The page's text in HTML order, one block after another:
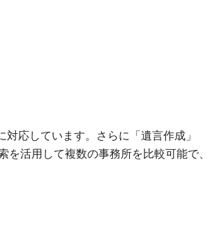
応しています。さらに「遺言作成」
活用して複数の事務所を比較可能で、